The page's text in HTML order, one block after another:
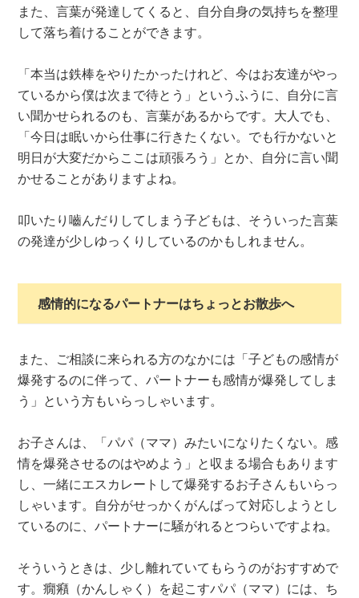
また、言葉が発達してくると、自分自身の気持ちを整理
して落ち着けることができます。
「本当は鉄棒をやりたかったけれど、今はお友達がやっ
ているから僕は次まで待とう」というふうに、自分に言
い聞かせられるのも、言葉があるからです。大人でも、
「今日は眠いから仕事に行きたくない。でも行かないと
明日が大変だからここは頑張ろう」とか、自分に言い聞
かせることがありますよね。
叩いたり嚙んだりしてしまう子どもは、そういった言葉
の発達が少しゆっくりしているのかもしれません。
感情的になるパートナーはちょっとお散歩へ
また、ご相談に来られる方のなかには「子どもの感情が
爆発するのに伴って、パートナーも感情が爆発してしま
う」という方もいらっしゃいます。
お子さんは、「パパ（ママ）みたいになりたくない。感
情を爆発させるのはやめよう」と収まる場合もあります
し、一緒にエスカレートして爆発するお子さんもいらっ
しゃいます。自分がせっかくがんばって対応しようとし
ているのに、パートナーに騒がれるとつらいですよね。
そういうときは、少し離れていてもらうのがおすすめで
す。癇癪（かんしゃく）を起こすパパ（ママ）には、ち